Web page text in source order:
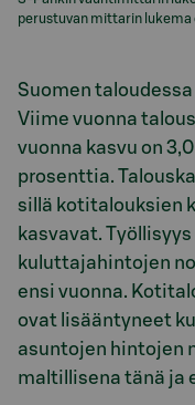
perustuvan mittarin lukema
Suomen
Viime vuonna
vuonna kasvu on
prosenttia.
sillä kotitalouksien
kasvavat.
kuluttajahintojen
ensi vuonna.
ovat lisääntyneet
asuntojen hintojen
maltillisena tänä ja